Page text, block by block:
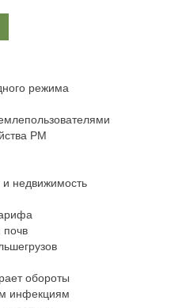
режима
РМ
недвижимость
почв
обороты
инфекциям